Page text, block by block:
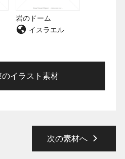
岩のドーム
イスラエル
のイラスト素材
次の素材へ